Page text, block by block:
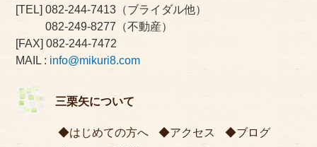
[TEL] 082-244-7413 （ブライダル他）
082-249-8277 （不動産）
[FAX] 082-244-7472
MAIL : info@mikuri8.com
三栗矢について
はじめての方へ アクセス
ブログ